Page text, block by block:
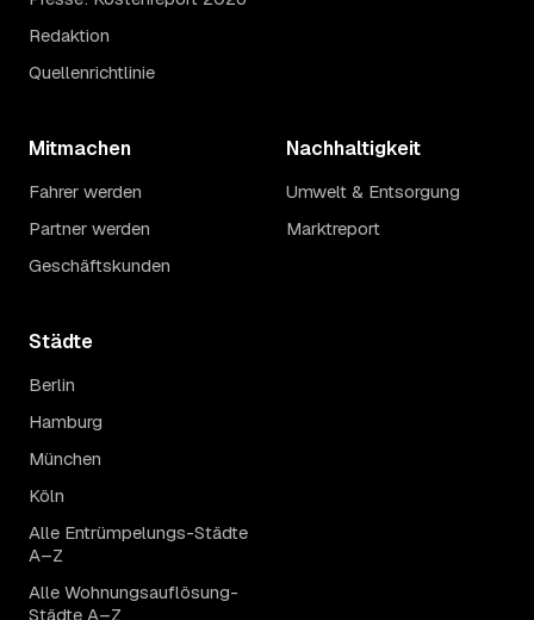
Redaktion
Quellenrichtlinie
Mitmachen
Fahrer werden
Partner werden
Geschäftskunden
Nachhaltigkeit
Umwelt & Entsorgung
Marktreport
Städte
Berlin
Hamburg
München
Köln
Alle Entrümpelungs-Städte
A–Z
Alle Wohnungsauflösung-
Städte A–Z